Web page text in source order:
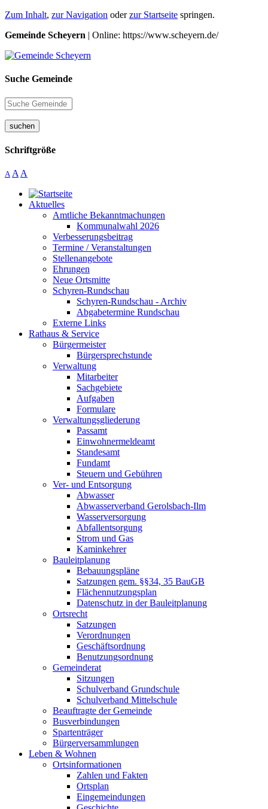
Zum Inhalt, zur Navigation oderzur Startseite springen.
Gemeinde Scheyern | Online: https://www.scheyern.de/
Suche Gemeinde
suchen
Schriftgröße
A A A
Aktuelles
Amtliche Bekanntmachungen
Kommunalwahl 2026
Verbesserungsbeitrag
Termine / Veranstaltungen
Stellenangebote
Ehrungen
Neue Ortsmitte
Schyren-Rundschau
Schyren-Rundschau - Archiv
Abgabetermine Rundschau
Externe Links
Rathaus & Service
Bürgermeister
Bürgersprechstunde
Verwaltung
Mitarbeiter
Sachgebiete
Aufgaben
Formulare
Verwaltungsgliederung
Passamt
Einwohnermeldeamt
Standesamt
Fundamt
Steuern und Gebühren
Ver- und Entsorgung
Abwasser
Abwasserverband Gerolsbach-Ilm
Wasserversorgung
Abfallentsorgung
Strom und Gas
Kaminkehrer
Bauleitplanung
Bebauungspläne
Satzungen gem. §§34, 35 BauGB
Flächennutzungsplan
Datenschutz in der Bauleitplanung
Ortsrecht
Satzungen
Verordnungen
Geschäftsordnung
Benutzungsordnung
Gemeinderat
Sitzungen
Schulverband Grundschule
Schulverband Mittelschule
Beauftragte der Gemeinde
Busverbindungen
Spartenträger
Bürgerversammlungen
Leben & Wohnen
Ortsinformationen
Zahlen und Fakten
Ortsplan
Eingemeindungen